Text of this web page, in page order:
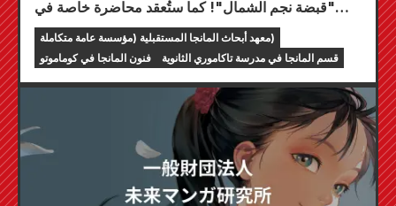
"قبضة نجم الشمال"! كما ستُعقد محاضرة خاصة في
معهد أبحاث المانجا المستقبلية (مؤسسة عامة متكاملة)
فنون المانجا في كوماموتو
قسم المانجا في مدرسة تاكاموري الثانوية